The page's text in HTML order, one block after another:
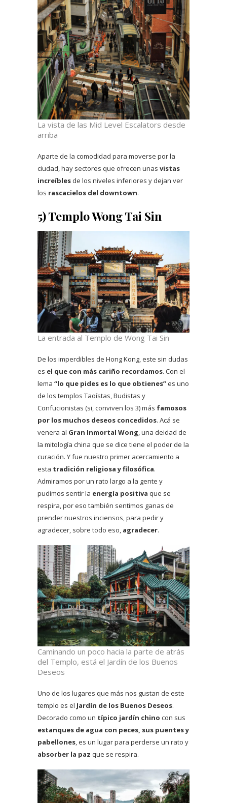
La vista de las Mid Level Escalators desde
arriba
Aparte de la comodidad para moverse por la
ciudad, hay sectores que ofrecen unas vistas
increíbles de los niveles inferiores y dejan ver
los rascacielos del downtown.
5) Templo Wong Tai Sin
La entrada al Templo de Wong Tai Sin
De los imperdibles de Hong Kong, este sin dudas
es el que con más cariño recordamos. Con el
lema “lo que pides es lo que obtienes”es uno
de los templos Taoístas, Budistas y
Confucionistas (si, conviven los 3) más famosos
por los muchos deseos concedidos. Acá se
venera al Gran Inmortal Wong , una deidad de
la mitología china que se dice tiene el poder de la
curación. Y fue nuestro primer acercamiento a
esta tradición religiosa y filosófica.
Admiramos por un rato largo a la gente y
pudimos sentir la energía positiva que se
respira, por eso también sentimos ganas de
prender nuestros inciensos, para pedir y
agradecer, sobre todo eso, agradecer.
Caminando un poco hacia la parte de atrás
del Templo, está el Jardín de los Buenos
Deseos
Uno de los lugares que más nos gustan de este
templo es el Jardín de los Buenos Deseos.
Decorado como un típico jardín chino con sus
estanques de agua con peces, sus puentes y
pabellones, es un lugar para perderse un rato y
absorber la paz que se respira.